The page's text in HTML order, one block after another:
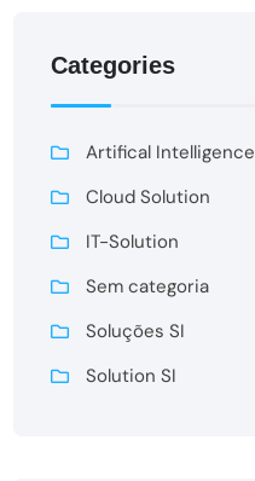
Categories
Artifical Intelligence
Cloud Solution
IT-Solution
Sem categoria
Soluções SI
Solution SI